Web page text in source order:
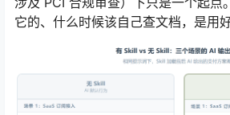
它的、什么时候该自己查文档，是用